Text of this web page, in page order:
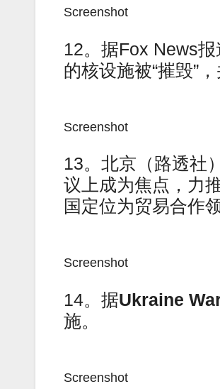
Screenshot
12。据Fox News
的核设施被“摧毁”
Screenshot
13。北京（路透社
议上成为焦点，力
国定位为贸易合作
Screenshot
14。据Ukraine
施。
Screenshot